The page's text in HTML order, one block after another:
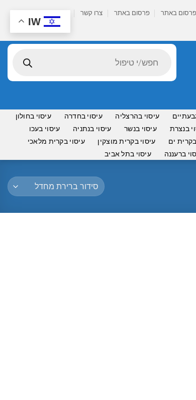
באתר פרסום באתר צרו קשר
עיסוי בהרצליה עיסוי בחדרה
עיסוי בחולון
בנצרת עיסוי בנשר עיסוי בנתניה
עיסוי בעכו
ים עיסוי בקרית מוצקין
עיסוי בקרית מלאכי
ברעננה עיסוי בתל אביב
IW